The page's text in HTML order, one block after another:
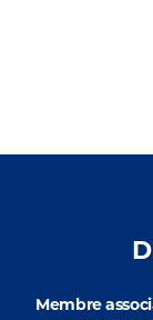
Membre